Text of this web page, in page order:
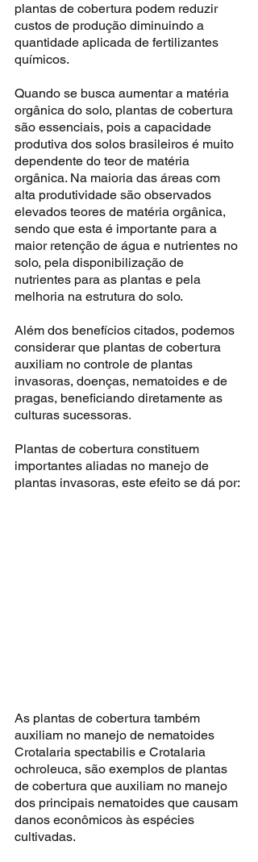
plantas de cobertura podem reduzir
custos de produção diminuindo a
quantidade aplicada de fertilizantes
químicos.
Quando se busca aumentar a matéria
orgânica do solo, plantas de cobertura
são essenciais, pois a capacidade
produtiva dos solos brasileiros é muito
dependente do teor de matéria
orgânica. Na maioria das áreas com
alta produtividade são observados
elevados teores de matéria orgânica,
sendo que esta é importante para a
maior retenção de água e nutrientes no
solo, pela disponibilização de
nutrientes para as plantas e pela
melhoria na estrutura do solo.
Além dos benefícios citados, podemos
considerar que plantas de cobertura
auxiliam no controle de plantas
invasoras, doenças, nematoides e de
pragas, beneficiando diretamente as
culturas sucessoras.
Plantas de cobertura constituem
importantes aliadas no manejo de
plantas invasoras, este efeito se dá por:
As plantas de cobertura também
auxiliam no manejo de nematoides
Crotalaria spectabilis e Crotalaria
ochroleuca, são exemplos de plantas
de cobertura que auxiliam no manejo
dos principais nematoides que causam
danos econômicos às espécies
cultivadas.